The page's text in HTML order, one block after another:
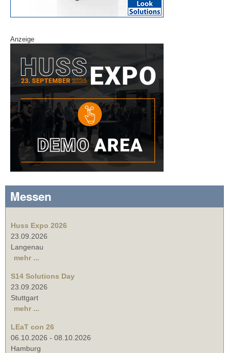
Anzeige
Messen
Huss Expo 2026
23.09.2026
Langenau
mehr ...
S14 Solutions Day
23.09.2026
Stuttgart
mehr ...
LEaT con 26
06.10.2026 - 08.10.2026
Hamburg